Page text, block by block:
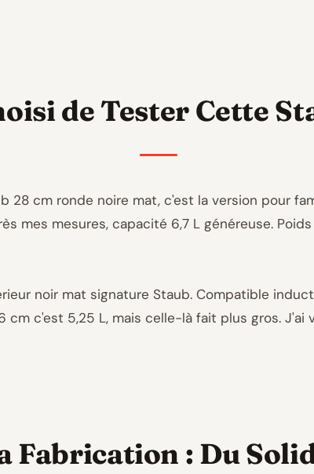
de Tester Cette
28 cm ronde noire mat, c'est la version pour
mes mesures, capacité 6,7 L généreuse.
noir mat signature Staub. Compatible
c'est 5,25 L, mais celle-là fait plus gros. J'ai
Fabrication : Du